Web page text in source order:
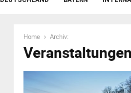
Home Archiv:
Veranstaltungen